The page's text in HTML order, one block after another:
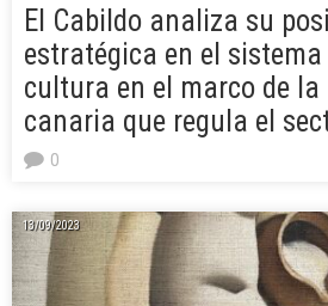
El Cabildo analiza su
estratégica en el
cultura en el marco de la
canaria que regula el
0
13/09/2023